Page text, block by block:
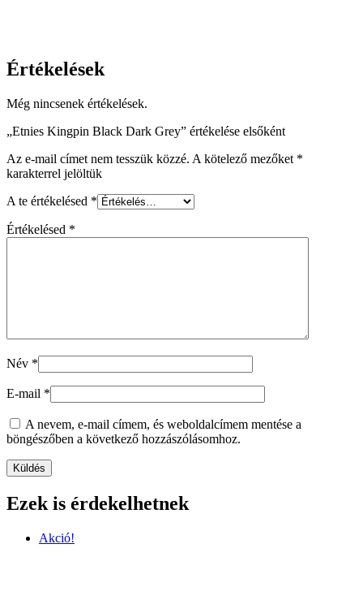
Értékelések
Még nincsenek értékelések.
„Etnies Kingpin Black Dark Grey” értékelése elsőként
Az e-mail címet nem tesszük közzé. A kötelező mezőket *
karakterrel jelöltük
A te értékelésed *
Értékelésed *
Név *
E-mail *
A nevem, e-mail címem, és weboldalcímem mentése a
böngészőben a következő hozzászólásomhoz.
Ezek is érdekelhetnek
Akció!